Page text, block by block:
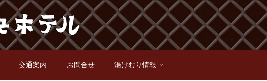
交通案内 お問合せ 湯けむり情報